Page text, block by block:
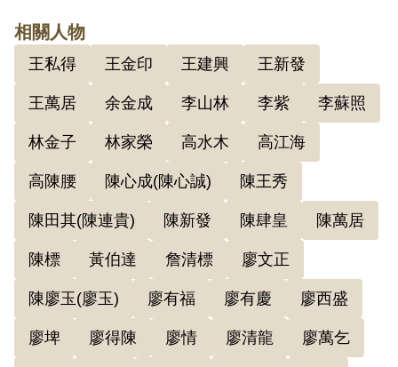
蕭一郎、蕭廖菊等人於1999年5月26日代表
蕭塗基向補償基金會提出補償申請，2001
年3月31日經第二屆第五次臨時董事會審核
通過予以補償。2018年12月7日經促轉會公
告撤銷判決處分。
相關人物
王私得 王金印 王建興 王新發
王萬居 余金成 李山林 李紫 李蘇照
林金子 林家榮 高水木 高江海
高陳腰 陳心成(陳心誠) 陳王秀
陳田其(陳連貴) 陳新發 陳肆皇 陳萬居
陳標 黃伯達 詹清標 廖文正
陳廖玉(廖玉) 廖有福 廖有慶 廖西盛
廖埤 廖得陳 廖情 廖清龍 廖萬乞